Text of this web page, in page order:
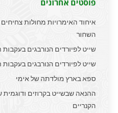
פוסטים אחרונים
איחוד האימרויות מחולות
השחור
שייט לפיורדים הנורבגים בעקבות
שייט לפיורדים הנורבגים בעקבות
ספא בארץ מולדתה של אימי
ההנאה שבשייט בקרוזים
הקנריים